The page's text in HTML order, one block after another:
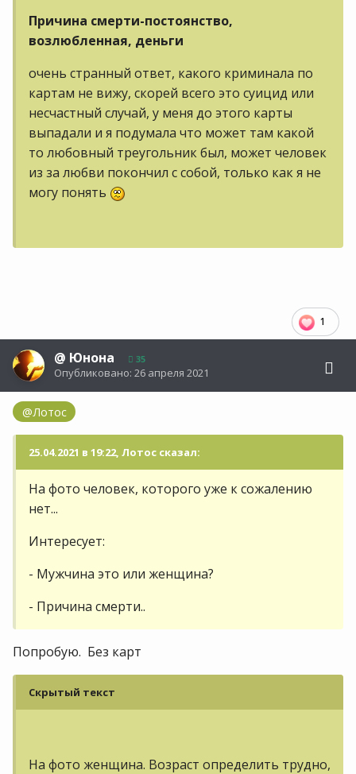
Причина смерти-постоянство,
возлюбленная, деньги
очень странный ответ, какого криминала по
картам не вижу, скорей всего это суицид или
несчастный случай, у меня до этого карты
выпадали и я подумала что может там какой
то любовный треугольник был, может человек
из за любви покончил с собой, только как я не
могу понять
1
@ Юнона 35
Опубликовано: 26 апреля 2021
@Лотос
25.04.2021 в 19:22, Лотос сказал:
На фото человек, которого уже к сожалению
нет...
Интересует:
- Мужчина это или женщина?
- Причина смерти..
Попробую. Без карт
Скрытый текст
На фото женщина. Возраст определить трудно,